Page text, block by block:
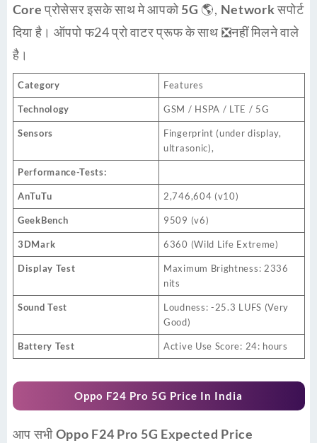
Coreप्रोसेसर इसके साथ मे आपको5G 🌎, Networkसपोर्ट
दिया है। ऑपपो फ24 प्रोवाटर प्रूफके साथ ❎नहीं मिलने वाले
है।
Category Features
Technology GSM / HSPA / LTE / 5G
Sensors
Fingerprint (under display,
ultrasonic),
Performance-Tests:
AnTuTu 2,746,604 (v10)
GeekBench 9509 (v6)
3DMark 6360 (Wild Life Extreme)
Display Test
Maximum Brightness: 2336
nits
Sound Test
Loudness: -25.3 LUFS (Very
Good)
Battery Test Active Use Score: 24: hours
Oppo F24 Pro 5G Price In India
आप सभीOppo F24 Pro 5G Expected Price